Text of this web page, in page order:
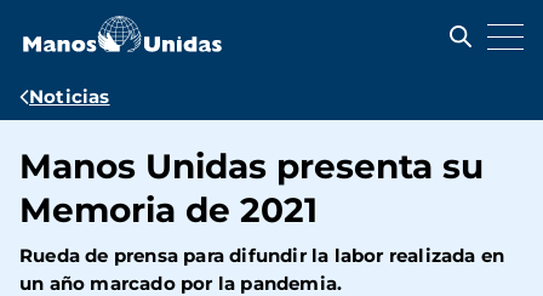
contenido
Ruta
navegación
Noticias
Manos Unidas presenta su
Memoria de 2021
Rueda de prensa para difundir la labor realizada en
un año marcado por la pandemia.